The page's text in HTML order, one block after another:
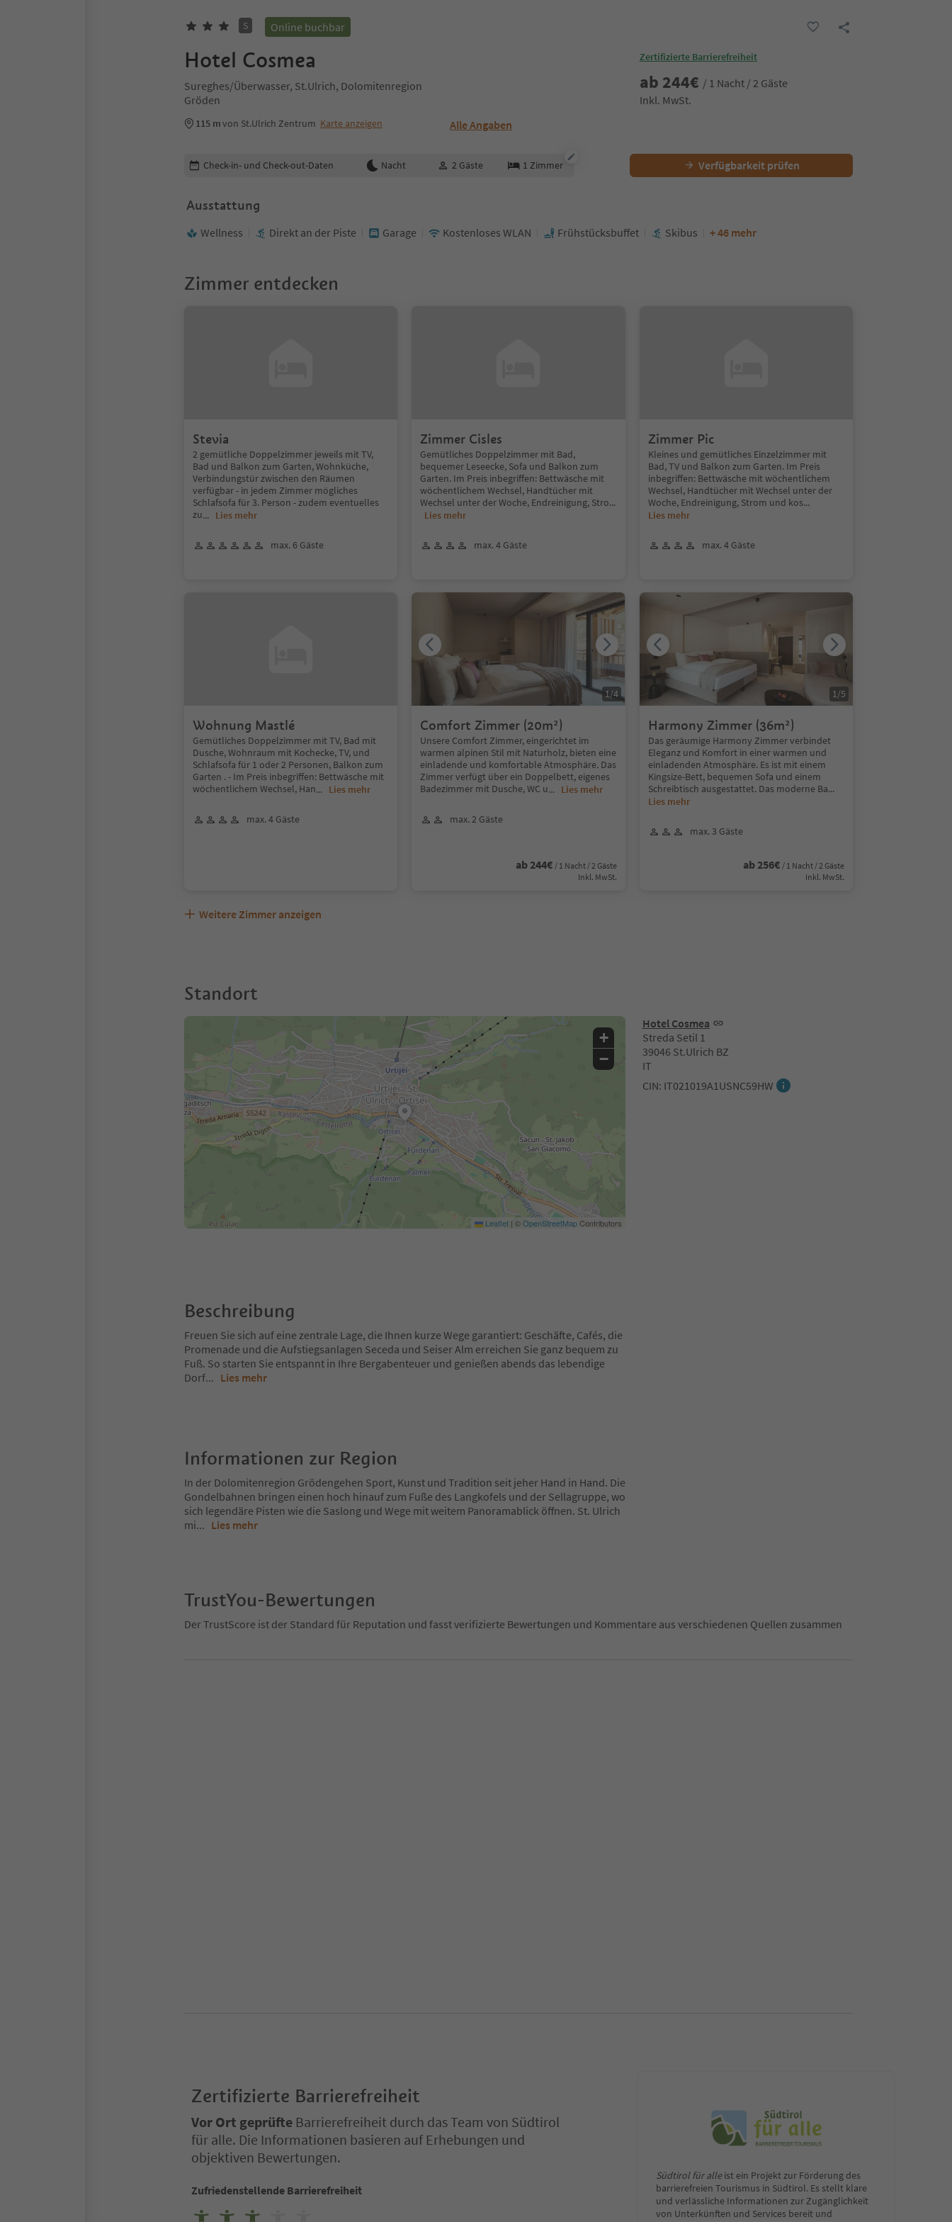
S Online buchbar
Hotel Cosmea
Sureghes/Überwasser, St.Ulrich, Dolomitenregion
Gröden
115 mvon St.Ulrich Zentrum Karte anzeigen Alle Angaben
Zertifizierte Barrierefreiheit
ab 244€ / 1 Nacht / 2 Gäste
Inkl. MwSt.
Buchungsdetails bearbeiten
Check-in- und Check-out-Daten Nacht 2 Gäste 1 Zimmer Verfügbarkeit prüfen
Ausstattung
Wellness Direkt an der Piste Garage Kostenloses WLAN Frühstücksbuffet Skibus + 46 mehr
Zimmer entdecken
Stevia
2 gemütliche Doppelzimmer jeweils mit TV,
Bad und Balkon zum Garten, Wohnküche,
Verbindungstür zwischen den Räumen
verfügbar - in jedem Zimmer mögliches
Schlafsofa für 3. Person - zudem eventuelles
zu... Lies mehr
max. 6 Gäste
Zimmer Cisles
Gemütliches Doppelzimmer mit Bad,
bequemer Leseecke, Sofa und Balkon zum
Garten. Im Preis inbegriffen: Bettwäsche mit
wöchentlichem Wechsel, Handtücher mit
Wechsel unter der Woche, Endreinigung, Stro...
Lies mehr
max. 4 Gäste
Zimmer Pic
Kleines und gemütliches Einzelzimmer mit
Bad, TV und Balkon zum Garten. Im Preis
inbegriffen: Bettwäsche mit wöchentlichem
Wechsel, Handtücher mit Wechsel unter der
Woche, Endreinigung, Strom und kos...
Lies mehr
max. 4 Gäste
Wohnung Mastlé
Gemütliches Doppelzimmer mit TV, Bad mit
Dusche, Wohnraum mit Kochecke, TV, und
Schlafsofa für 1 oder 2 Personen, Balkon zum
Garten . - Im Preis inbegriffen: Bettwäsche mit
wöchentlichem Wechsel, Han... Lies mehr
max. 4 Gäste
Comfort Zimmer (20m²)
Unsere Comfort Zimmer, eingerichtet im
warmen alpinen Stil mit Naturholz, bieten eine
einladende und komfortable Atmosphäre. Das
Zimmer verfügt über ein Doppelbett, eigenes
Badezimmer mit Dusche, WC u... Lies mehr
max. 2 Gäste
ab 244€ / 1 Nacht / 2 Gäste
Inkl. MwSt.
1/4
Harmony Zimmer (36m²)
Das geräumige Harmony Zimmer verbindet
Eleganz und Komfort in einer warmen und
einladenden Atmosphäre. Es ist mit einem
Kingsize-Bett, bequemen Sofa und einem
Schreibtisch ausgestattet. Das moderne Ba...
Lies mehr
max. 3 Gäste
ab 256€ / 1 Nacht / 2 Gäste
Inkl. MwSt.
1/5
Weitere Zimmer anzeigen
Standort
Hotel Cosmea
Streda Setil 1
39046 St.Ulrich BZ
IT
CIN: IT021019A1USNC59HW
+
−
Leaflet | ©OpenStreetMapContributors
Beschreibung
Freuen Sie sich auf eine zentrale Lage, die Ihnen kurze Wege garantiert: Geschäfte, Cafés, die
Promenade und die Aufstiegsanlagen Seceda und Seiser Alm erreichen Sie ganz bequem zu
Fuß. So starten Sie entspannt in Ihre Bergabenteuer und genießen abends das lebendige
Dorf... Lies mehr
Informationen zur Region
In der Dolomitenregion Grödengehen Sport, Kunst und Tradition seit jeher Hand in Hand. Die
Gondelbahnen bringen einen hoch hinauf zum Fuße des Langkofels und der Sellagruppe, wo
sich legendäre Pisten wie die Saslong und Wege mit weitem Panoramablick öffnen. St. Ulrich
mi... Lies mehr
TrustYou-Bewertungen
Der TrustScore ist der Standard für Reputation und fasst verifizierte Bewertungen und Kommentare aus verschiedenen Quellen zusammen
Zertifizierte Barrierefreiheit
Vor Ort geprüfte Barrierefreiheit durch das Team von Südtirol
für alle. Die Informationen basieren auf Erhebungen und
objektiven Bewertungen.
Zufriedenstellende Barrierefreiheit
Südtirol für alleist ein Projekt zur Förderung des
barrierefreien Tourismus in Südtirol. Es stellt klare
und verlässliche Informationen zur Zugänglichkeit
von Unterkünften und Services bereit und